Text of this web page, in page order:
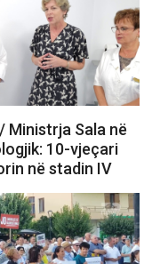
Ministrja Sala në
10-vjeçari
në stadin IV